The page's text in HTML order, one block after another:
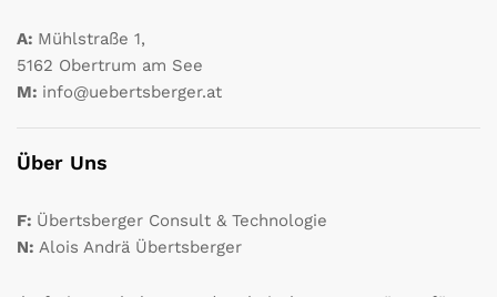
A: Mühlstraße 1,
5162 Obertrum am See
M: info@uebertsberger.at
Über Uns
F: Übertsberger Consult & Technologie
N: Alois Andrä Übertsberger